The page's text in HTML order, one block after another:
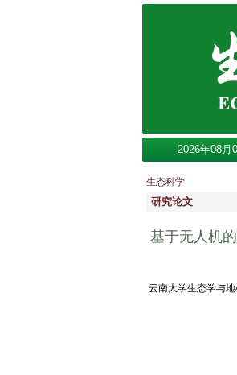
2026年08月
生态科学
研究论文
基于无人机
云南大学生态学与